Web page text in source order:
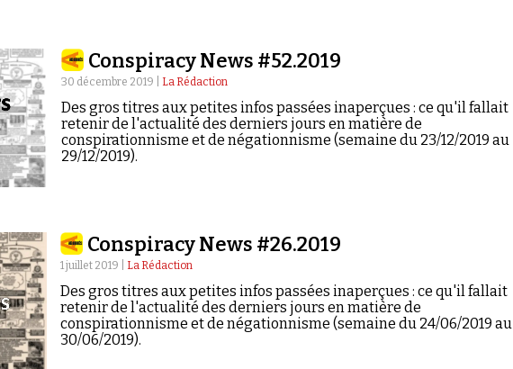
Conspiracy News #52.2019
30 décembre 2019 | La Rédaction
Des gros titres aux petites infos passées inaperçues : ce qu'il fallait
retenir de l'actualité des derniers jours en matière de
conspirationnisme et de négationnisme (semaine du 23/12/2019 au
29/12/2019).
Conspiracy News #26.2019
1 juillet 2019 | La Rédaction
Des gros titres aux petites infos passées inaperçues : ce qu'il fallait
retenir de l'actualité des derniers jours en matière de
conspirationnisme et de négationnisme (semaine du 24/06/2019 au
30/06/2019).